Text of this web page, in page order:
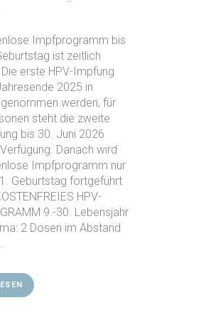
Impfprogramm bis
ist zeitlich
erste HPV-Impfung
2025 in
werden, für
steht die zweite
bis 30. Juni 2026
Danach wird
Impfprogramm nur
Geburtstag fortgeführt
HPV-
9.-30. Lebensjahr
2 Dosen im Abstand